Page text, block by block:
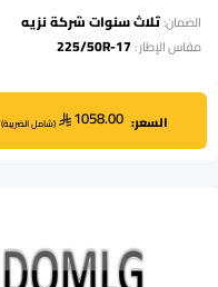
الضمان:ثلاث سنوات شركة نزيه
مقاس الإطار:
225/50R-17
السعر: 1058.00
(شامل الضريبة)